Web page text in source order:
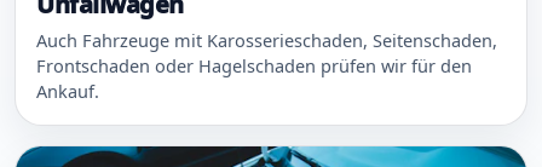
Auch Fahrzeuge mit Karosserieschaden, Seitenschaden,
Frontschaden oder Hagelschaden prüfen wir für den
Ankauf.